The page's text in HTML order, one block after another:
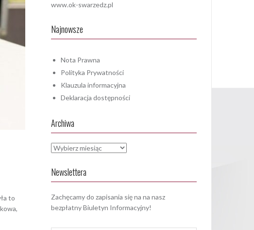
to
www.ok-swarzedz.pl
Najnowsze
Nota Prawna
Polityka Prywatności
Klauzula informacyjna
Deklaracja dostępności
Archiwa
Archiwa
Newslettera
Zachęcamy do zapisania się na na nasz
bezpłatny Biuletyn Informacyjny!